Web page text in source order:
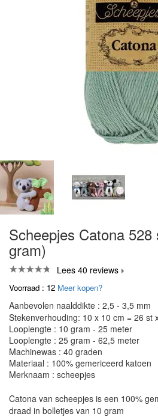
Scheepjes Catona
gram)
Lees 40 reviews
Voorraad : 12 Meer kopen?
Aanbevolen naalddikte : 2,5 - 3,5 mm
Stekenverhouding: 10 x 10 cm = 26 st
Looplengte : 10 gram - 25 meter
Looplengte : 25 gram - 62,5 meter
Machinewas : 40 graden
Materiaal : 100% gemericeerd katoen
Merknaam : scheepjes
Catona van scheepjes is een 100%
draad in bolletjes van 10 gram